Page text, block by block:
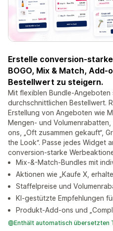
Erstelle conversion-
BOGO, Mix & Match, Add-
Bestellwert zu steigern.
Mit flexiblen Bundle-
durchschnittlichen Bestellwert.
Erstellung von Angeboten wie
Mengen- und
ons, „Oft zusammen gekauft“,
the Look“. Passe jedes Widget
conversion-starke
Mix-&-Match-Bundles mit
Aktionen wie „Kaufe X,
Staffelpreise und
KI-gestützte Empfehlungen
Produkt-Add-ons und
Enthält automatisch übersetzten